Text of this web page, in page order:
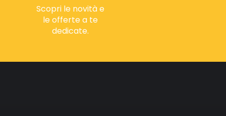
Scopri le novità e
le offerte a te
dedicate.